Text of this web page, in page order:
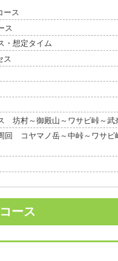
ース
ス
・想定タイム
ス
坊村～御殿山～ワサビ峠～武
回 コヤマノ岳～中峠～ワサビ
ース